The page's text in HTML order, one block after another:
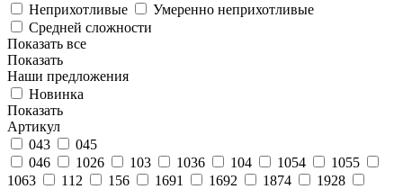
Неприхотливые
Умеренно неприхотливые
Средней сложности
Показать все
Показать
Наши предложения
Новинка
Показать
Артикул
043
045
046
1026 103 1036 104 1054
1055
1063
112 156 1691 1692 1874
1928